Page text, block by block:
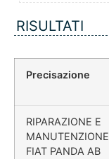
RISULTATI
Precisazione
RIPARAZIONE E
MANUTENZIONE
FIAT PANDA AB